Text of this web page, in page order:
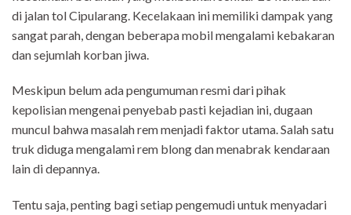
di jalan tol Cipularang. Kecelakaan ini memiliki dampak yang
sangat parah, dengan beberapa mobil mengalami kebakaran
dan sejumlah korban jiwa.
Meskipun belum ada pengumuman resmi dari pihak
kepolisian mengenai penyebab pasti kejadian ini, dugaan
muncul bahwa masalah rem menjadi faktor utama. Salah satu
truk diduga mengalami rem blong dan menabrak kendaraan
lain di depannya.
Tentu saja, penting bagi setiap pengemudi untuk menyadari